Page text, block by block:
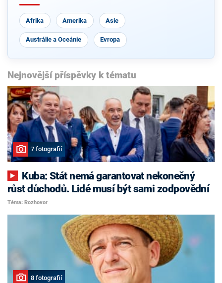
Afrika Amerika Asie
Austrálie a Oceánie Evropa
Nejnovější příspěvky k tématu
7 fotografií
růst důchodů. Lidé musí být sami zodpovědní
Téma: Rozhovor
8 fotografií